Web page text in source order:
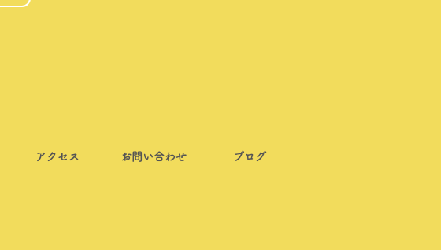
アクセス お問い合わせ ブログ